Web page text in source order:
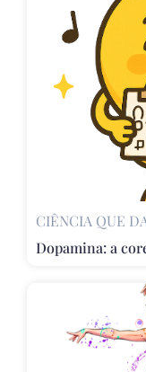
CIÊNCIA QUE
Dopamina: a